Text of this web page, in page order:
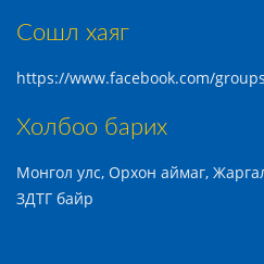
Сошл хаяг
https://www.facebook.com/
Холбоо барих
Монгол улс, Орхон аймаг,
ЗДТГ байр